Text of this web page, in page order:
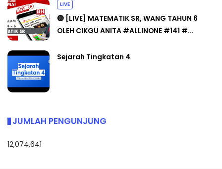
LIVE
🔴 [LIVE] MATEMATIK SR, WANG TAHUN 6
OLEH CIKGU ANITA #ALLINONE #141 #...
Sejarah Tingkatan 4
JUMLAH PENGUNJUNG
12,074,641